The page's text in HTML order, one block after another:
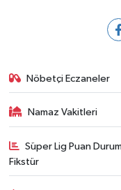
Nöbetçi Eczaneler
Namaz Vakitleri
Süper Lig Puan
Fikstür